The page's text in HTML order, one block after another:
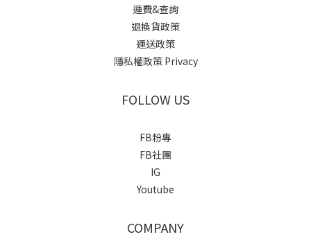
運費&查詢
退換貨政策
運送政策
隱私權政策 Privacy
FOLLOW US
FB粉專
FB社團
IG
Youtube
COMPANY